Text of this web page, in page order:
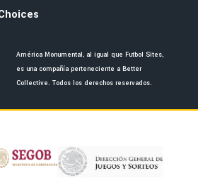
América Monumental, al igual que Futbol Sites,
es una compañía perteneciente a Better
Collective. Todos los derechos reservados.